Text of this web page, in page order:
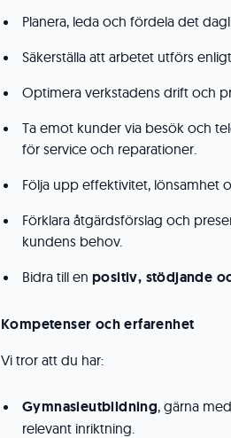
Planera, leda och fördela det
Säkerställa att arbetet utförs
Optimera verkstadens drift och
Ta emot kunder via besök och
för service och reparationer.
Följa upp effektivitet, lönsamhet
Förklara åtgärdsförslag och
kundens behov.
Bidra till en positiv, stödjande
Kompetenser och erfarenhet
Vi tror att du har:
Gymnasieutbildning, gärna
relevant inriktning.